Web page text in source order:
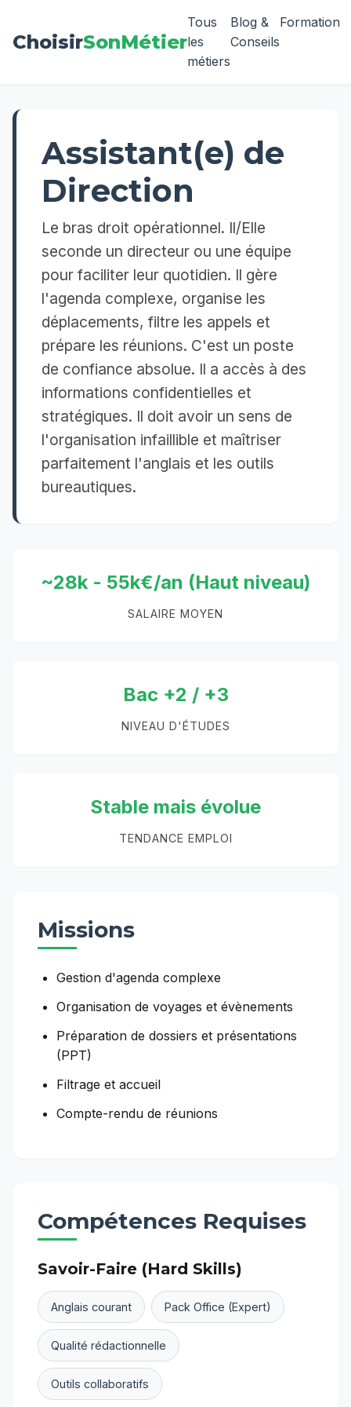
ChoisirSonMétier
Tous
les
métiers
Blog &
Conseils
Formation
Assistant(e) de
Direction
Le bras droit opérationnel. Il/Elle
seconde un directeur ou une équipe
pour faciliter leur quotidien. Il gère
l'agenda complexe, organise les
déplacements, filtre les appels et
prépare les réunions. C'est un poste
de confiance absolue. Il a accès à des
informations confidentielles et
stratégiques. Il doit avoir un sens de
l'organisation infaillible et maîtriser
parfaitement l'anglais et les outils
bureautiques.
~28k - 55k€/an (Haut niveau)
SALAIRE MOYEN
Bac +2 / +3
NIVEAU D'ÉTUDES
Stable mais évolue
TENDANCE EMPLOI
Missions
Gestion d'agenda complexe
Organisation de voyages et évènements
Préparation de dossiers et présentations
(PPT)
Filtrage et accueil
Compte-rendu de réunions
Compétences Requises
Savoir-Faire (Hard Skills)
Anglais courant Pack Office (Expert)
Qualité rédactionnelle
Outils collaboratifs